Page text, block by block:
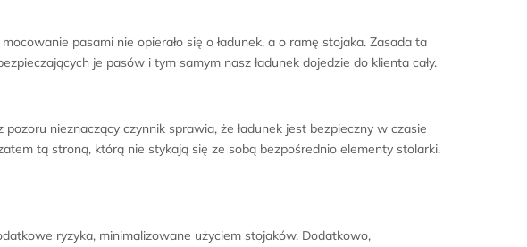
pasami nie opierało się o ładunek, a o ramę stojaka. Zasada ta
je pasów i tym samym nasz ładunek dojedzie do klienta cały.
nieznaczący czynnik sprawia, że ładunek jest bezpieczny w czasie
tą stroną, którą nie stykają się ze sobą bezpośrednio elementy stolarki.
ryzyka, minimalizowane użyciem stojaków. Dodatkowo,